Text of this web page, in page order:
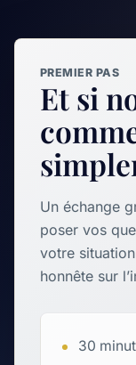
PREMIER PAS
Et si
Un échange
poser vos
votre
honnête sur
30